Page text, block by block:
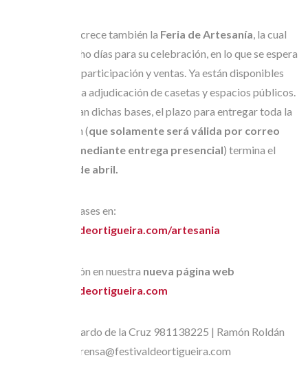
Con el Festival crece también la Feria de Artesanía , la cual
contará con ocho días para su celebración, en lo que se espera
sea un éxito de participación y ventas. Ya están disponibles
las bases para la adjudicación de casetas y espacios públicos.
Tal y como rezan dichas bases, el plazo para entregar toda la
documentación (que solamente será válida por correo
certificado o mediante entrega presencial) termina el
miércoles 27 de abril.
Descarga las bases en:
www.festivaldeortigueira.com/artesania
Más información en nuestra nueva página web
www.festivaldeortigueira.com
Elisardo de la Cruz 981138225 | Ramón Roldán
658811400 | prensa@festivaldeortigueira.com